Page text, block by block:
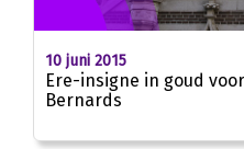
10 juni 2015
Ere-insigne in goud
Bernards